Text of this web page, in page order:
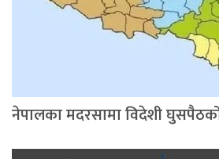
नेपालका मदरसामा विदेशी